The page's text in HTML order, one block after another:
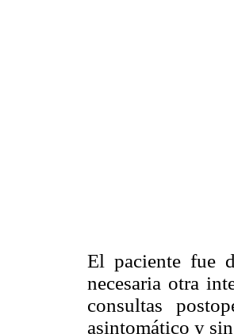
El paciente fue
necesaria otra
consultas
asintomático y